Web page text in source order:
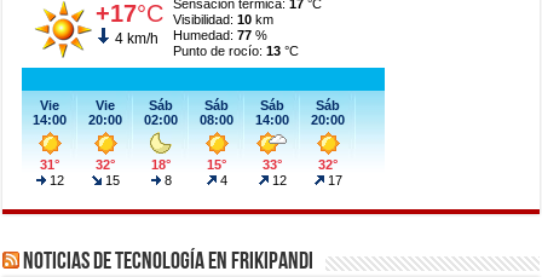
Noticias de Tecnología en Frikipandi